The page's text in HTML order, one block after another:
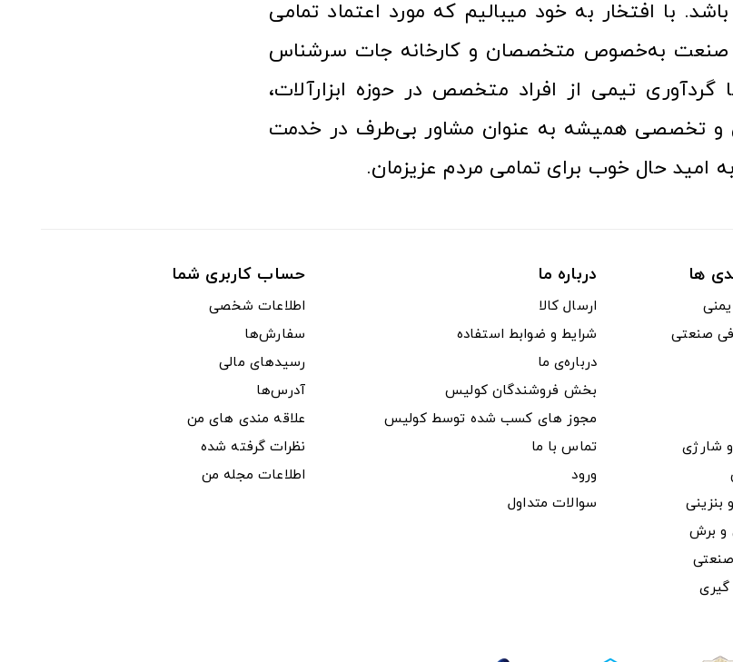
باشد. با افتخار به خود میبالیم که مورد اعتماد تمامی
صنعت به‌خصوص متخصصان و کارخانه جات سرشناس
تیمی از افراد متخصص در حوزه ابزارآلات،
تخصصی همیشه به عنوان مشاور بی‌طرف در خدمت
امید حال خوب برای تمامی مردم عزیزمان.
ها
صنعتی
و شارژی
بنزینی
و برش
صنعتی
گیری
درباره ما
ارسال کالا
شرایط و ضوابط استفاده
درباره‌ی ما
بخش فروشندگان کولیس
مجوز های کسب شده توسط کولیس
تماس با ما
ورود
سوالات متداول
حساب کاربری شما
اطلاعات شخصی
سفارش‌ها
رسیدهای مالی
آدرس‌ها
علاقه مندی های من
نظرات گرفته شده
اطلاعات مجله من